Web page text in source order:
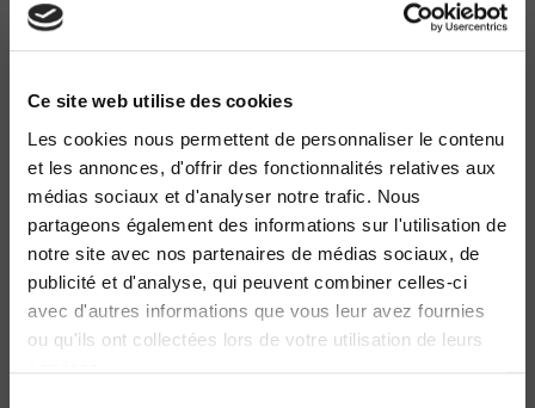
Ce site web utilise des cookies
Les cookies nous permettent de personnaliser le contenu
et les annonces, d'offrir des fonctionnalités relatives aux
médias sociaux et d'analyser notre trafic. Nous
partageons également des informations sur l'utilisation de
notre site avec nos partenaires de médias sociaux, de
publicité et d'analyse, qui peuvent combiner celles-ci
avec d'autres informations que vous leur avez fournies
ou qu'ils ont collectées lors de votre utilisation de leurs